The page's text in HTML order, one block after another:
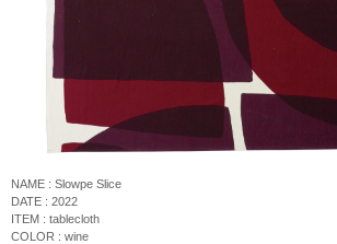
NAME : Slowpe Slice
DATE : 2022
ITEM : tablecloth
COLOR : wine